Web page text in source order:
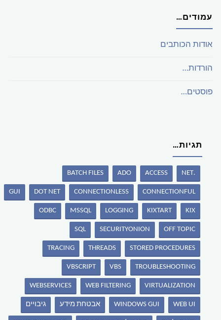
עמודים…
אודות הכותבים
הורדות…
פוסטים…
תגיות…
.NET
ACCESS
ADO
BATCH FILES
CONNECTIONFUL
CONNECTIONLESS
DOT NET
GUI
KIX
KIXTART
LOGGING
MSSQL
ODBC
OFF TOPIC
SECURITYONION
SQL
STORED PROCEDURES
THREADS
TRACING
TROUBLESHOOTING
VBS
VBSCRIPT
VIRTUALIZATION
WEB FILTERING
WEBSERVICES
WEB UI
WINDOWS GUI אבטחת מידע גיבויים